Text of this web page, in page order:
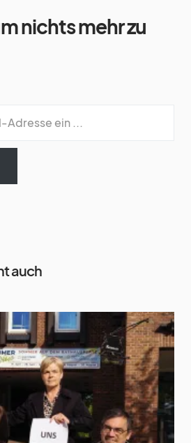
nichts mehr zu
auch